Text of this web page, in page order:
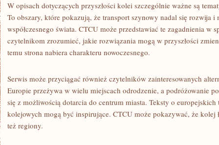
W opisach dotyczących przyszłości kolei szczególnie ważne są
To obszary, które pokazują, że transport szynowy nadal się rozwija i
współczesnego świata. CTCU może przedstawiać te zagadnienia w
czytelnikom zrozumieć, jakie rozwiązania mogą w przyszłości
temu strona nabiera charakteru nowoczesnego.
Serwis może przyciągać również czytelników zainteresowanych
Europie przeżywa w wielu miejscach odrodzenie, a podróżowanie
się z możliwością dotarcia do centrum miasta. Teksty o europejskich
kolejowych mogą być inspirujące. CTCU może pokazywać, że kolej
też regiony.